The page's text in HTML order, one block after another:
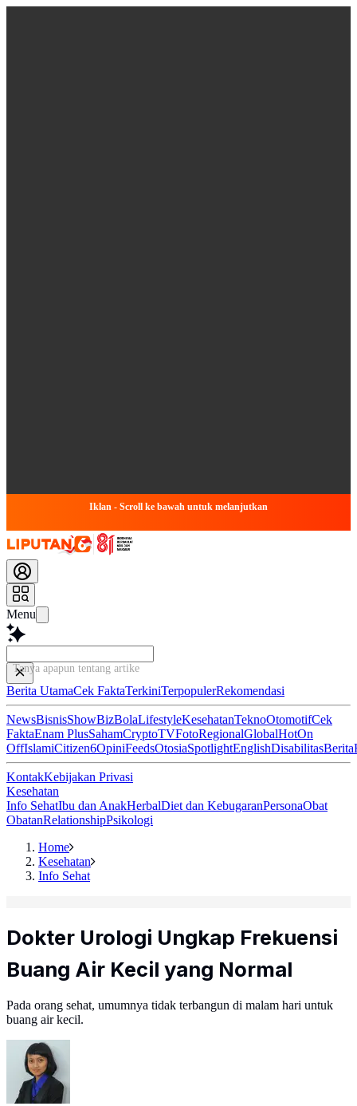
Iklan - Scroll ke bawah untuk melanjutkan
Menu
Tanya apapun tentang artikel ini...
Berita UtamaCek FaktaTerkiniTerpopulerRekomendasi
NewsBisnisShowBizBolaLifestyleKesehatanTeknoOtomotifCek
FaktaEnam PlusSahamCryptoTVFotoRegionalGlobalHotOn
OffIslamiCitizen6OpiniFeedsOtosiaSpotlightEnglishDisabilitasBerita
KontakKebijakan Privasi
Kesehatan
Info SehatIbu dan AnakHerbalDiet dan KebugaranPersonaObat
ObatanRelationshipPsikologi
Home
Kesehatan
Info Sehat
Dokter Urologi Ungkap Frekuensi
Buang Air Kecil yang Normal
Pada orang sehat, umumnya tidak terbangun di malam hari untuk
buang air kecil.